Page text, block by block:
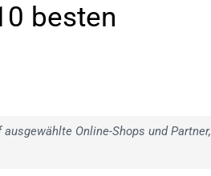
besten
Online-Shops und Partner,